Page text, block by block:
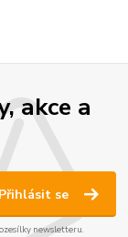
akce a
Přihlásit se
newsletteru.